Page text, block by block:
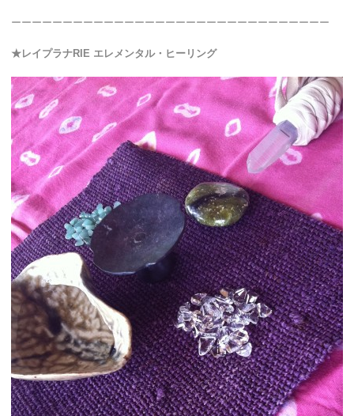
ーーーーーーーーーーーーーーーーーーーーーーーーーーーーーーー
★レイプラナRIE エレメンタル・ヒーリング